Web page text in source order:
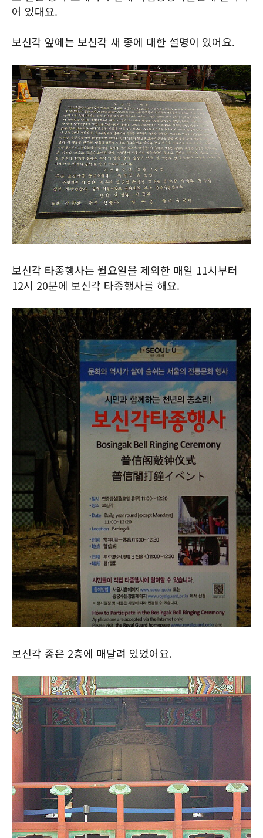
어 있대요.
보신각 앞에는 보신각 새 종에 대한 설명이 있어요.
보신각 타종행사는 월요일을 제외한 매일 11시부터
12시 20분에 보신각 타종행사를 해요.
보신각 종은 2층에 매달려 있었어요.